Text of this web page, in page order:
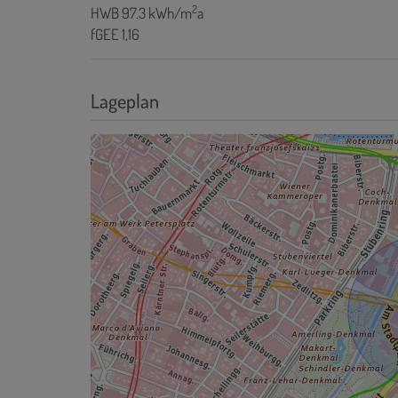
HWB97.3 kWh/m2a
fGEE1,16
Lageplan